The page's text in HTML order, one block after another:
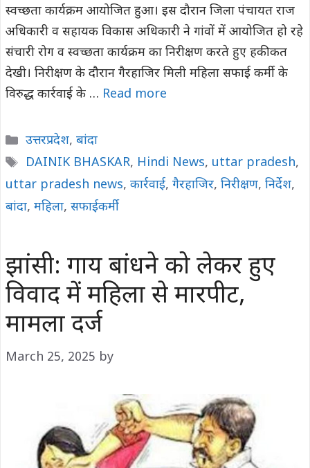
स्वच्छता कार्यक्रम आयोजित हुआ। इस दौरान जिला पंचायत राज
अधिकारी व सहायक विकास अधिकारी ने गांवों में आयोजित हो रहे
संचारी रोग व स्वच्छता कार्यक्रम का निरीक्षण करते हुए हकीकत
देखी। निरीक्षण के दौरान गैरहाजिर मिली महिला सफाई कर्मी के
विरुद्ध कार्रवाई के … Read more
Categories
उत्तरप्रदेश, बांदा
Tags
DAINIK BHASKAR, Hindi News, uttar pradesh,
uttar pradesh news, कार्रवाई, गैरहाजिर, निरीक्षण, निर्देश,
बांदा, महिला, सफाईकर्मी
झांसी: गाय बांधने को लेकर हुए
विवाद में महिला से मारपीट,
मामला दर्ज
March 25, 2025 by